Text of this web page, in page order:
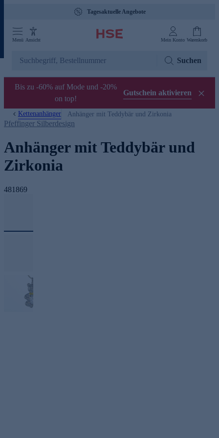
Tagesaktuelle Angebote
Menü Ansicht Mein Konto Warenkorb
Suchen
Bis zu -60% auf Mode und -20%
on top!
Gutschein aktivieren
Kettenanhänger Anhänger mit Teddybär und Zirkonia
Pfeffinger Silberdesign
Anhänger mit Teddybär und
Zirkonia
481869